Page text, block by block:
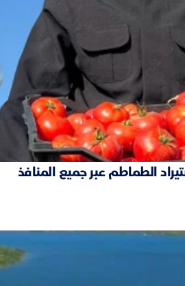
الطماطم عبر جميع المنافذ